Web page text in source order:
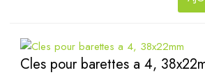
Cles pour barettes a 4,